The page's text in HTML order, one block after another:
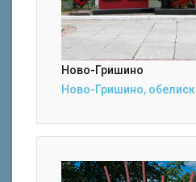
Ново-Гришино
Ново-Гришино, обелиск